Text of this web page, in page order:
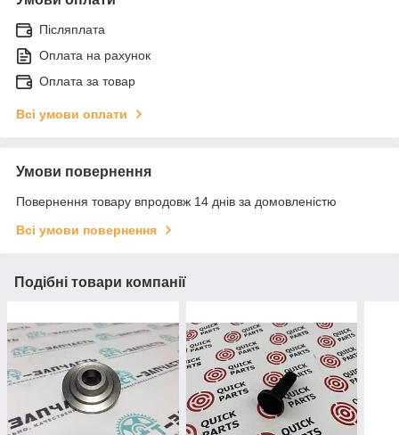
Післяплата
Оплата на рахунок
Оплата за товар
Всі умови оплати
Умови повернення
Повернення товару впродовж 14 днів за домовленістю
Всі умови повернення
Подібні товари компанії